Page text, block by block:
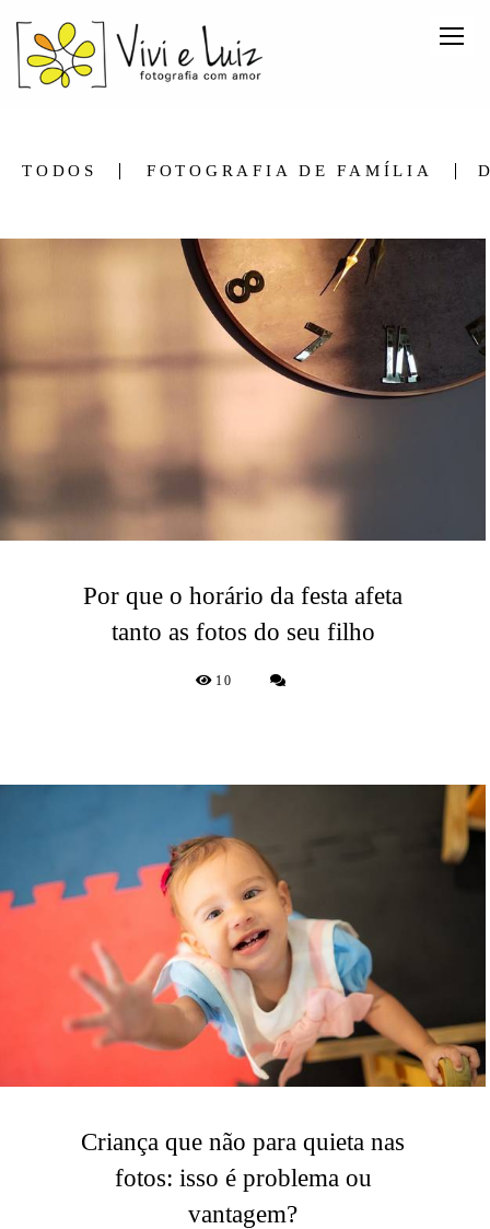
TODOS FOTOGRAFIA DE FAMÍLIA
Por que o horário da festa afeta
tanto as fotos do seu filho
10
Criança que não para quieta nas
fotos: isso é problema ou
vantagem?